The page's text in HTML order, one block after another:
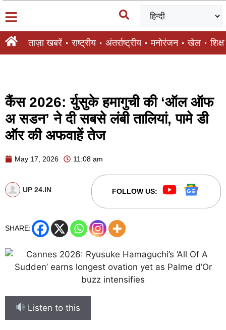
ताज़ा खबरें राष्ट्रीय अंतर्राष्ट्रीय मनोरंजन खेल शिक्षा
कैंस 2026: र्युसुके हमागुची की ‘ऑल ऑफ
अ सडन’ ने दी सबसे लंबी तालियां, पामे डी
ऑर की अफवाहें तेज
May 17, 2026 11:08 am
UP 24.IN FOLLOW US:
SHARE:
Listen to this